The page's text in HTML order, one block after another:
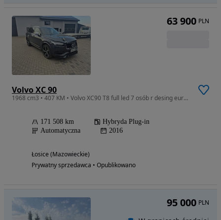
Volvo XC 90
1968 cm3 • 407 KM • Volvo XC90 T8 full led 7 osób r desing europa
171 508 km
Hybryda Plug-in
Automatyczna
2016
Łosice (Mazowieckie)
Prywatny sprzedawca • Opublikowano
63 900 PLN
95 000 PLN